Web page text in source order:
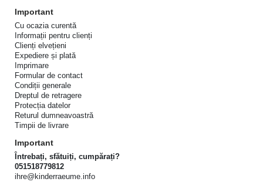
Important
Cu ocazia curentă
Informații pentru clienți
Clienți elvețieni
Expediere și plată
Imprimare
Formular de contact
Condiții generale
Dreptul de retragere
Protecția datelor
Returul dumneavoastră
Timpii de livrare
Important
Întrebați, sfătuiți, cumpărați?
051518779812
ihre@kinderraeume.info